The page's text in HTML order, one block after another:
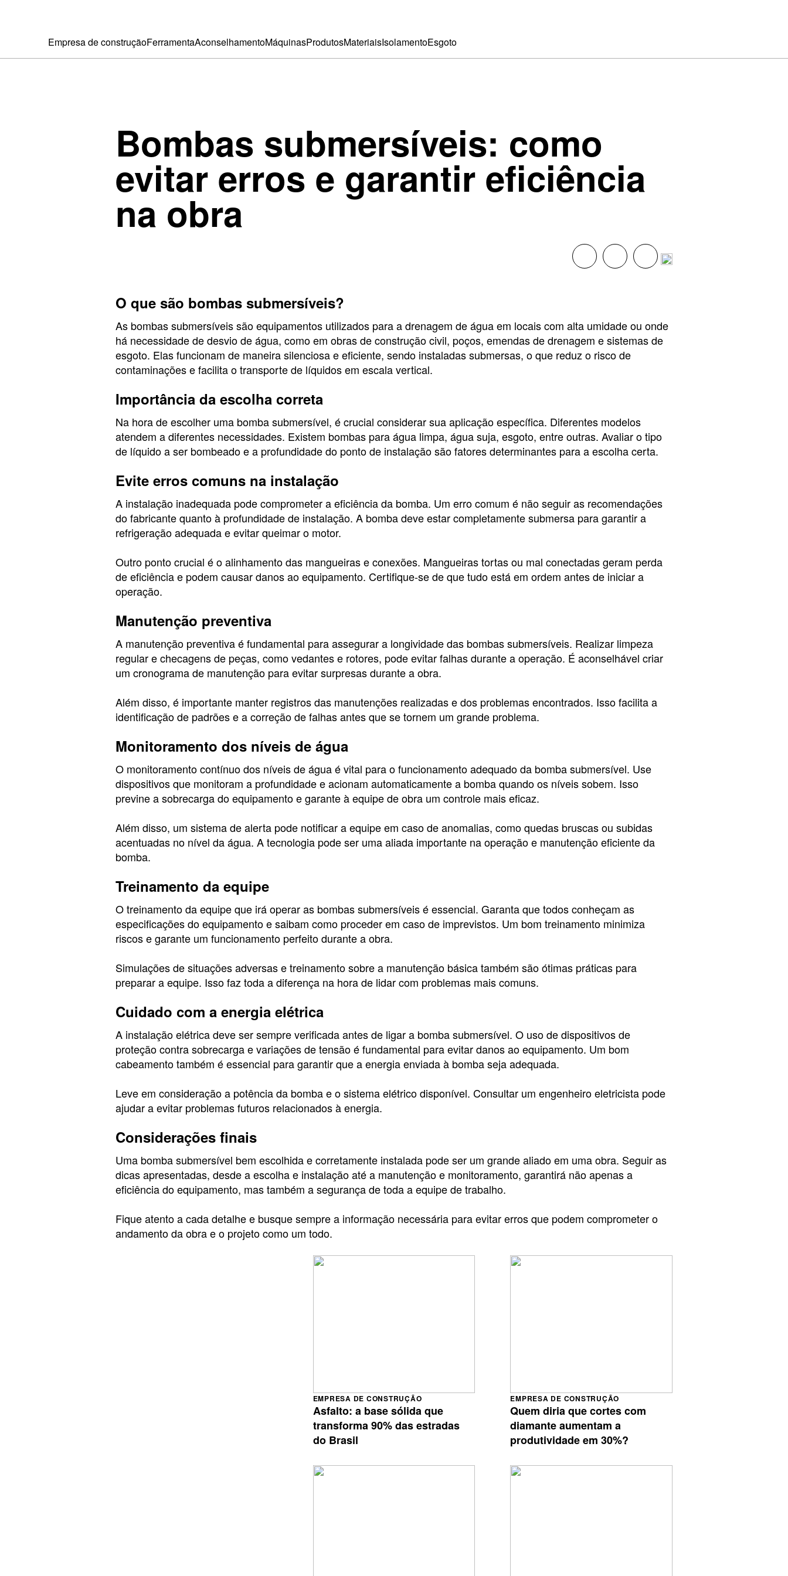
Empresa de construçãoFerramentaAconselhamentoMáquinasProdutosMateriaisIsolamentoEsgoto
Bombas submersíveis: como
evitar erros e garantir eficiência
na obra
O que são bombas submersíveis?
As bombas submersíveis são equipamentos utilizados para a drenagem de água em locais com alta umidade ou onde
há necessidade de desvio de água, como em obras de construção civil, poços, emendas de drenagem e sistemas de
esgoto. Elas funcionam de maneira silenciosa e eficiente, sendo instaladas submersas, o que reduz o risco de
contaminações e facilita o transporte de líquidos em escala vertical.
Importância da escolha correta
Na hora de escolher uma bomba submersível, é crucial considerar sua aplicação específica. Diferentes modelos
atendem a diferentes necessidades. Existem bombas para água limpa, água suja, esgoto, entre outras. Avaliar o tipo
de líquido a ser bombeado e a profundidade do ponto de instalação são fatores determinantes para a escolha certa.
Evite erros comuns na instalação
A instalação inadequada pode comprometer a eficiência da bomba. Um erro comum é não seguir as recomendações
do fabricante quanto à profundidade de instalação. A bomba deve estar completamente submersa para garantir a
refrigeração adequada e evitar queimar o motor.
Outro ponto crucial é o alinhamento das mangueiras e conexões. Mangueiras tortas ou mal conectadas geram perda
de eficiência e podem causar danos ao equipamento. Certifique-se de que tudo está em ordem antes de iniciar a
operação.
Manutenção preventiva
A manutenção preventiva é fundamental para assegurar a longividade das bombas submersíveis. Realizar limpeza
regular e checagens de peças, como vedantes e rotores, pode evitar falhas durante a operação. É aconselhável criar
um cronograma de manutenção para evitar surpresas durante a obra.
Além disso, é importante manter registros das manutenções realizadas e dos problemas encontrados. Isso facilita a
identificação de padrões e a correção de falhas antes que se tornem um grande problema.
Monitoramento dos níveis de água
O monitoramento contínuo dos níveis de água é vital para o funcionamento adequado da bomba submersível. Use
dispositivos que monitoram a profundidade e acionam automaticamente a bomba quando os níveis sobem. Isso
previne a sobrecarga do equipamento e garante à equipe de obra um controle mais eficaz.
Além disso, um sistema de alerta pode notificar a equipe em caso de anomalias, como quedas bruscas ou subidas
acentuadas no nível da água. A tecnologia pode ser uma aliada importante na operação e manutenção eficiente da
bomba.
Treinamento da equipe
O treinamento da equipe que irá operar as bombas submersíveis é essencial. Garanta que todos conheçam as
especificações do equipamento e saibam como proceder em caso de imprevistos. Um bom treinamento minimiza
riscos e garante um funcionamento perfeito durante a obra.
Simulações de situações adversas e treinamento sobre a manutenção básica também são ótimas práticas para
preparar a equipe. Isso faz toda a diferença na hora de lidar com problemas mais comuns.
Cuidado com a energia elétrica
A instalação elétrica deve ser sempre verificada antes de ligar a bomba submersível. O uso de dispositivos de
proteção contra sobrecarga e variações de tensão é fundamental para evitar danos ao equipamento. Um bom
cabeamento também é essencial para garantir que a energia enviada à bomba seja adequada.
Leve em consideração a potência da bomba e o sistema elétrico disponível. Consultar um engenheiro eletricista pode
ajudar a evitar problemas futuros relacionados à energia.
Considerações finais
Uma bomba submersível bem escolhida e corretamente instalada pode ser um grande aliado em uma obra. Seguir as
dicas apresentadas, desde a escolha e instalação até a manutenção e monitoramento, garantirá não apenas a
eficiência do equipamento, mas também a segurança de toda a equipe de trabalho.
Fique atento a cada detalhe e busque sempre a informação necessária para evitar erros que podem comprometer o
andamento da obra e o projeto como um todo.
Asfalto: a base sólida que
transforma 90% das estradas
do Brasil
EMPRESA DE CONSTRUÇÃO
Quem diria que cortes com
diamante aumentam a
produtividade em 30%?
EMPRESA DE CONSTRUÇÃO